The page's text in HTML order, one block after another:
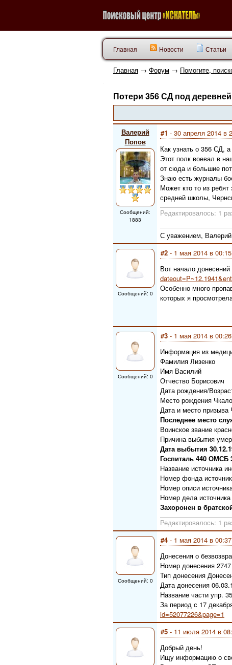
Главная Новости Статьи
Главная → Форум → Помогите,
Потери 356 СД под
Валерий
Попов
Сообщений:
1883
#1 - 30 апреля 2014 в
Как узнать о 356 СД,
Этот полк воевал в
от сюда и большие
Знаю есть журналы
Может кто то из
средней школы,
Редактировалось: 1
С уважением,
Сообщений: 0
#2 - 1 мая 2014 в 00:15
Вот начало
Особенно много
которых я
Сообщений: 0
#3 - 1 мая 2014 в 00:26
Информация из
Фамилия Лизенко
Имя Василий
Отчество Борисович
Дата рождения/
Место рождения
Дата и место призыва
Последнее место
Воинское звание
Причина выбытия
Дата выбытия
Госпиталь 440 ОМСБ
Название источника
Номер фонда
Номер описи
Номер дела
Захоронен в
Редактировалось: 1
Сообщений: 0
#4 - 1 мая 2014 в 00:37
Донесения о
Номер донесения 2747
Тип донесения
Дата донесения
Название части упр.
За период с 17
id=52077226&page=1
#5 - 11 июля 2014 в
Добрый день!
Ищу информацию о